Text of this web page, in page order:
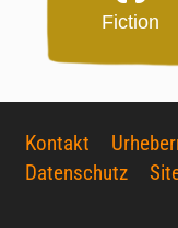
Fiction
Kontakt
Datenschutz